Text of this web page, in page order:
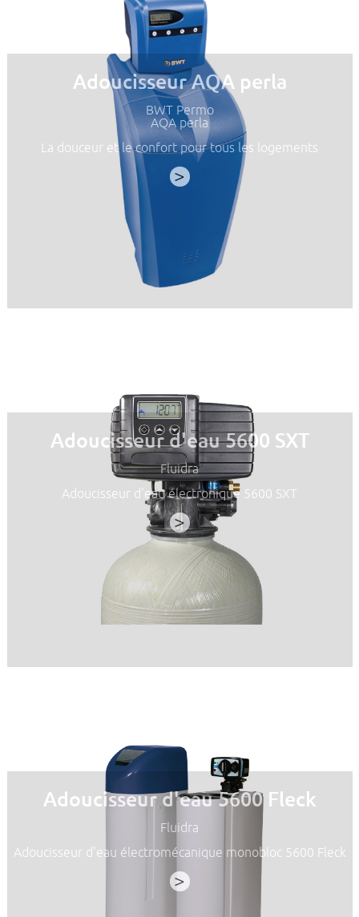
Adoucisseur AQA perla
BWT Permo
AQA perla
La douceur et le confort pour tous les logements
>
Adoucisseur d'eau 5600 SXT
Fluidra
Adoucisseur d'eau électronique 5600 SXT
>
Adoucisseur d'eau 5600 Fleck
Fluidra
Adoucisseur d'eau électromécanique monobloc 5600 Fleck
>